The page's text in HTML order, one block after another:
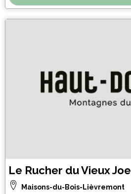
Le Rucher du Vieux Joe
Maisons-du-Bois-Lièvremont